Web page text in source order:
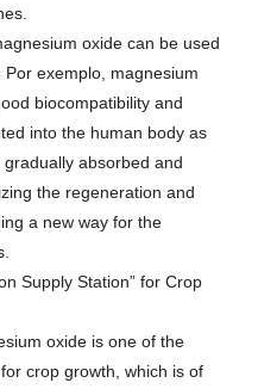
.
oxide can be used
Por exemplo, magnesium
biocompatibility and
into the human body as
gradually absorbed and
the regeneration and
a new way for the
.
Supply Station” for Crop
oxide is one of the
crop growth which is of